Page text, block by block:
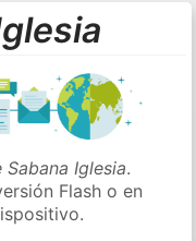
Sabana Iglesia.
Flash o en